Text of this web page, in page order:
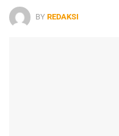
BY REDAKSI